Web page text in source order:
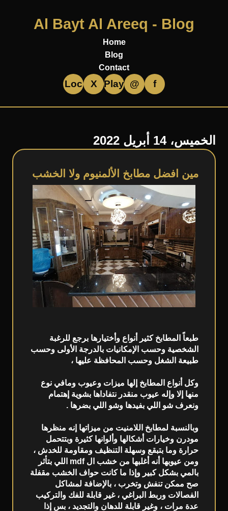
Al Bayt Al Areeq - Blog
Home
Blog
Contact
f
@
Play
X
Loc
الخميس، 14 أبريل 2022
مين افضل مطابخ الألمنيوم ولا الخشب
طبعاً المطابخ كثير أنواع وأختيارها برجع للرغبة
الشخصية وحسب الإمكانيات بالدرجة الأولى وحسب
طبيعة الشغل وحسب المحافظة عليها ،
وكل أنواع المطابخ إلها ميزات وعيوب ومافي نوع
منها إلا وإله عيوب منقدر نتفاداها بشوية إهتمام
ونعرف شو اللي بفيدها وشو اللي بضرها .
وبالنسبة لمطابخ اللامنيت من ميزاتها إنه منظرها
مودرن وخيارات أشكالها وألوانها كثيرة وبتتحمل
حرارة وما بتبقع وسهلة التنظيف ومقاومة للخدش ،
ومن عيوبها أنه أغلبها من خشب ال mdf اللي بتأثر
بالمي بشكل كبير وإذا ما كانت حواف الخشب مقفلة
صح ممكن تنفش وتخرب ، بالإضافة لمشاكل
الفصالات وربط البراغي ، غير قابلة للفك والتركيب
عدة مرات ، وغير قابلة للدهان والتجديد ، بس إذا